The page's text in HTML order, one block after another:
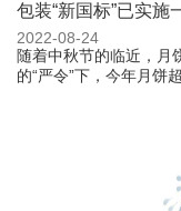
包装“新国标”已实施
2022-08-24
随着中秋节的临近，月
的“严令”下，今年月饼